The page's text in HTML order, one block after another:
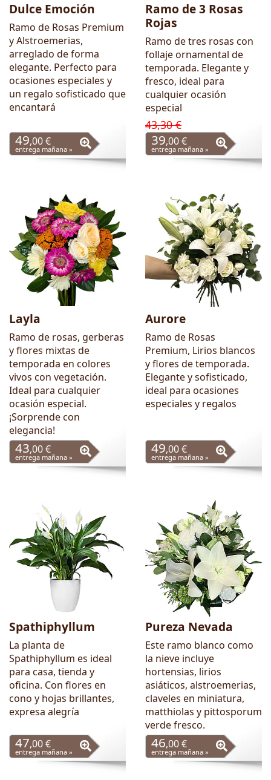
Dulce Emoción
Ramo de Rosas Premium
y Alstroemerias,
arreglado de forma
elegante. Perfecto para
ocasiones especiales y
un regalo sofisticado que
encantará
49,00 €
entrega mañana »
Ramo de 3 Rosas
Rojas
Ramo de tres rosas con
follaje ornamental de
temporada. Elegante y
fresco, ideal para
cualquier ocasión
especial
43,30 €
39,00 €
entrega mañana »
Layla
Ramo de rosas, gerberas
y flores mixtas de
temporada en colores
vivos con vegetación.
Ideal para cualquier
ocasión especial.
¡Sorprende con
elegancia!
43,00 €
entrega mañana »
Aurore
Ramo de Rosas
Premium, Lirios blancos
y flores de temporada.
Elegante y sofisticado,
ideal para ocasiones
especiales y regalos
49,00 €
entrega mañana »
Spathiphyllum
La planta de
Spathiphyllum es ideal
para casa, tienda y
oficina. Con flores en
cono y hojas brillantes,
expresa alegría
47,00 €
entrega mañana »
Pureza Nevada
Este ramo blanco como
la nieve incluye
hortensias, lirios
asiáticos, alstroemerias,
claveles en miniatura,
matthiolas y pittosporum
verde fresco.
46,00 €
entrega mañana »